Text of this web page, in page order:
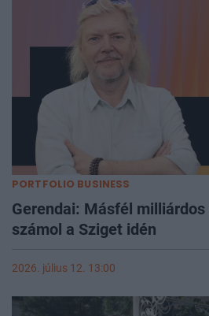
PORTFOLIO BUSINESS
Gerendai: Másfél
számol a Sziget idén
2026. július 12. 13:00